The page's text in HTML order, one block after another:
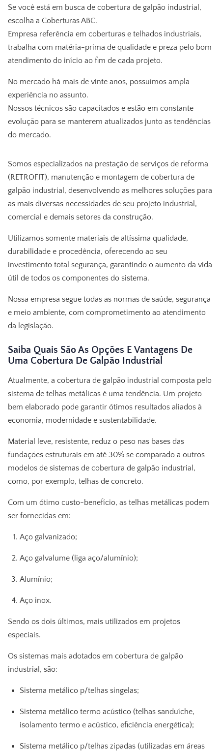
Se você está em busca de cobertura de galpão industrial ,
escolha a Coberturas ABC.
Empresa referência em coberturas e telhados industriais,
trabalha com matéria-prima de qualidade e preza pelo bom
atendimento do início ao fim de cada projeto.
No mercado há mais de vinte anos, possuímos ampla
experiência no assunto.
Nossos técnicos são capacitados e estão em constante
evolução para se manterem atualizados junto as tendências
do mercado.
Somos especializados na prestação de serviços de reforma
(RETROFIT), manutenção e montagem de cobertura de
galpão industrial , desenvolvendo as melhores soluções para
as mais diversas necessidades de seu projeto industrial,
comercial e demais setores da construção.
Utilizamos somente materiais de altíssima qualidade,
durabilidade e procedência, oferecendo ao seu
investimento total segurança, garantindo o aumento da vida
útil de todos os componentes do sistema.
Nossa empresa segue todas as normas de saúde, segurança
e meio ambiente, com comprometimento ao atendimento
da legislação.
Saiba Quais São As Opções E Vantagens De
Uma Cobertura De Galpão Industrial
Atualmente, a cobertura de galpão industrial composta pelo
sistema de telhas metálicas é uma tendência. Um projeto
bem elaborado pode garantir ótimos resultados aliados à
economia, modernidade e sustentabilidade.
Material leve, resistente, reduz o peso nas bases das
fundações estruturais em até 30% se comparado a outros
modelos de sistemas de cobertura de galpão industrial ,
como, por exemplo, telhas de concreto.
Com um ótimo custo-benefício, as telhas metálicas podem
ser fornecidas em:
Aço galvanizado;
Aço galvalume (liga aço/alumínio);
Alumínio;
Aço inox.
Sendo os dois últimos, mais utilizados em projetos
especiais.
Os sistemas mais adotados em cobertura de galpão
industrial , são:
Sistema metálico p/telhas singelas;
Sistema metálico termo acústico (telhas sanduíche,
isolamento termo e acústico, eficiência energética);
Sistema metálico p/telhas zipadas (utilizadas em áreas